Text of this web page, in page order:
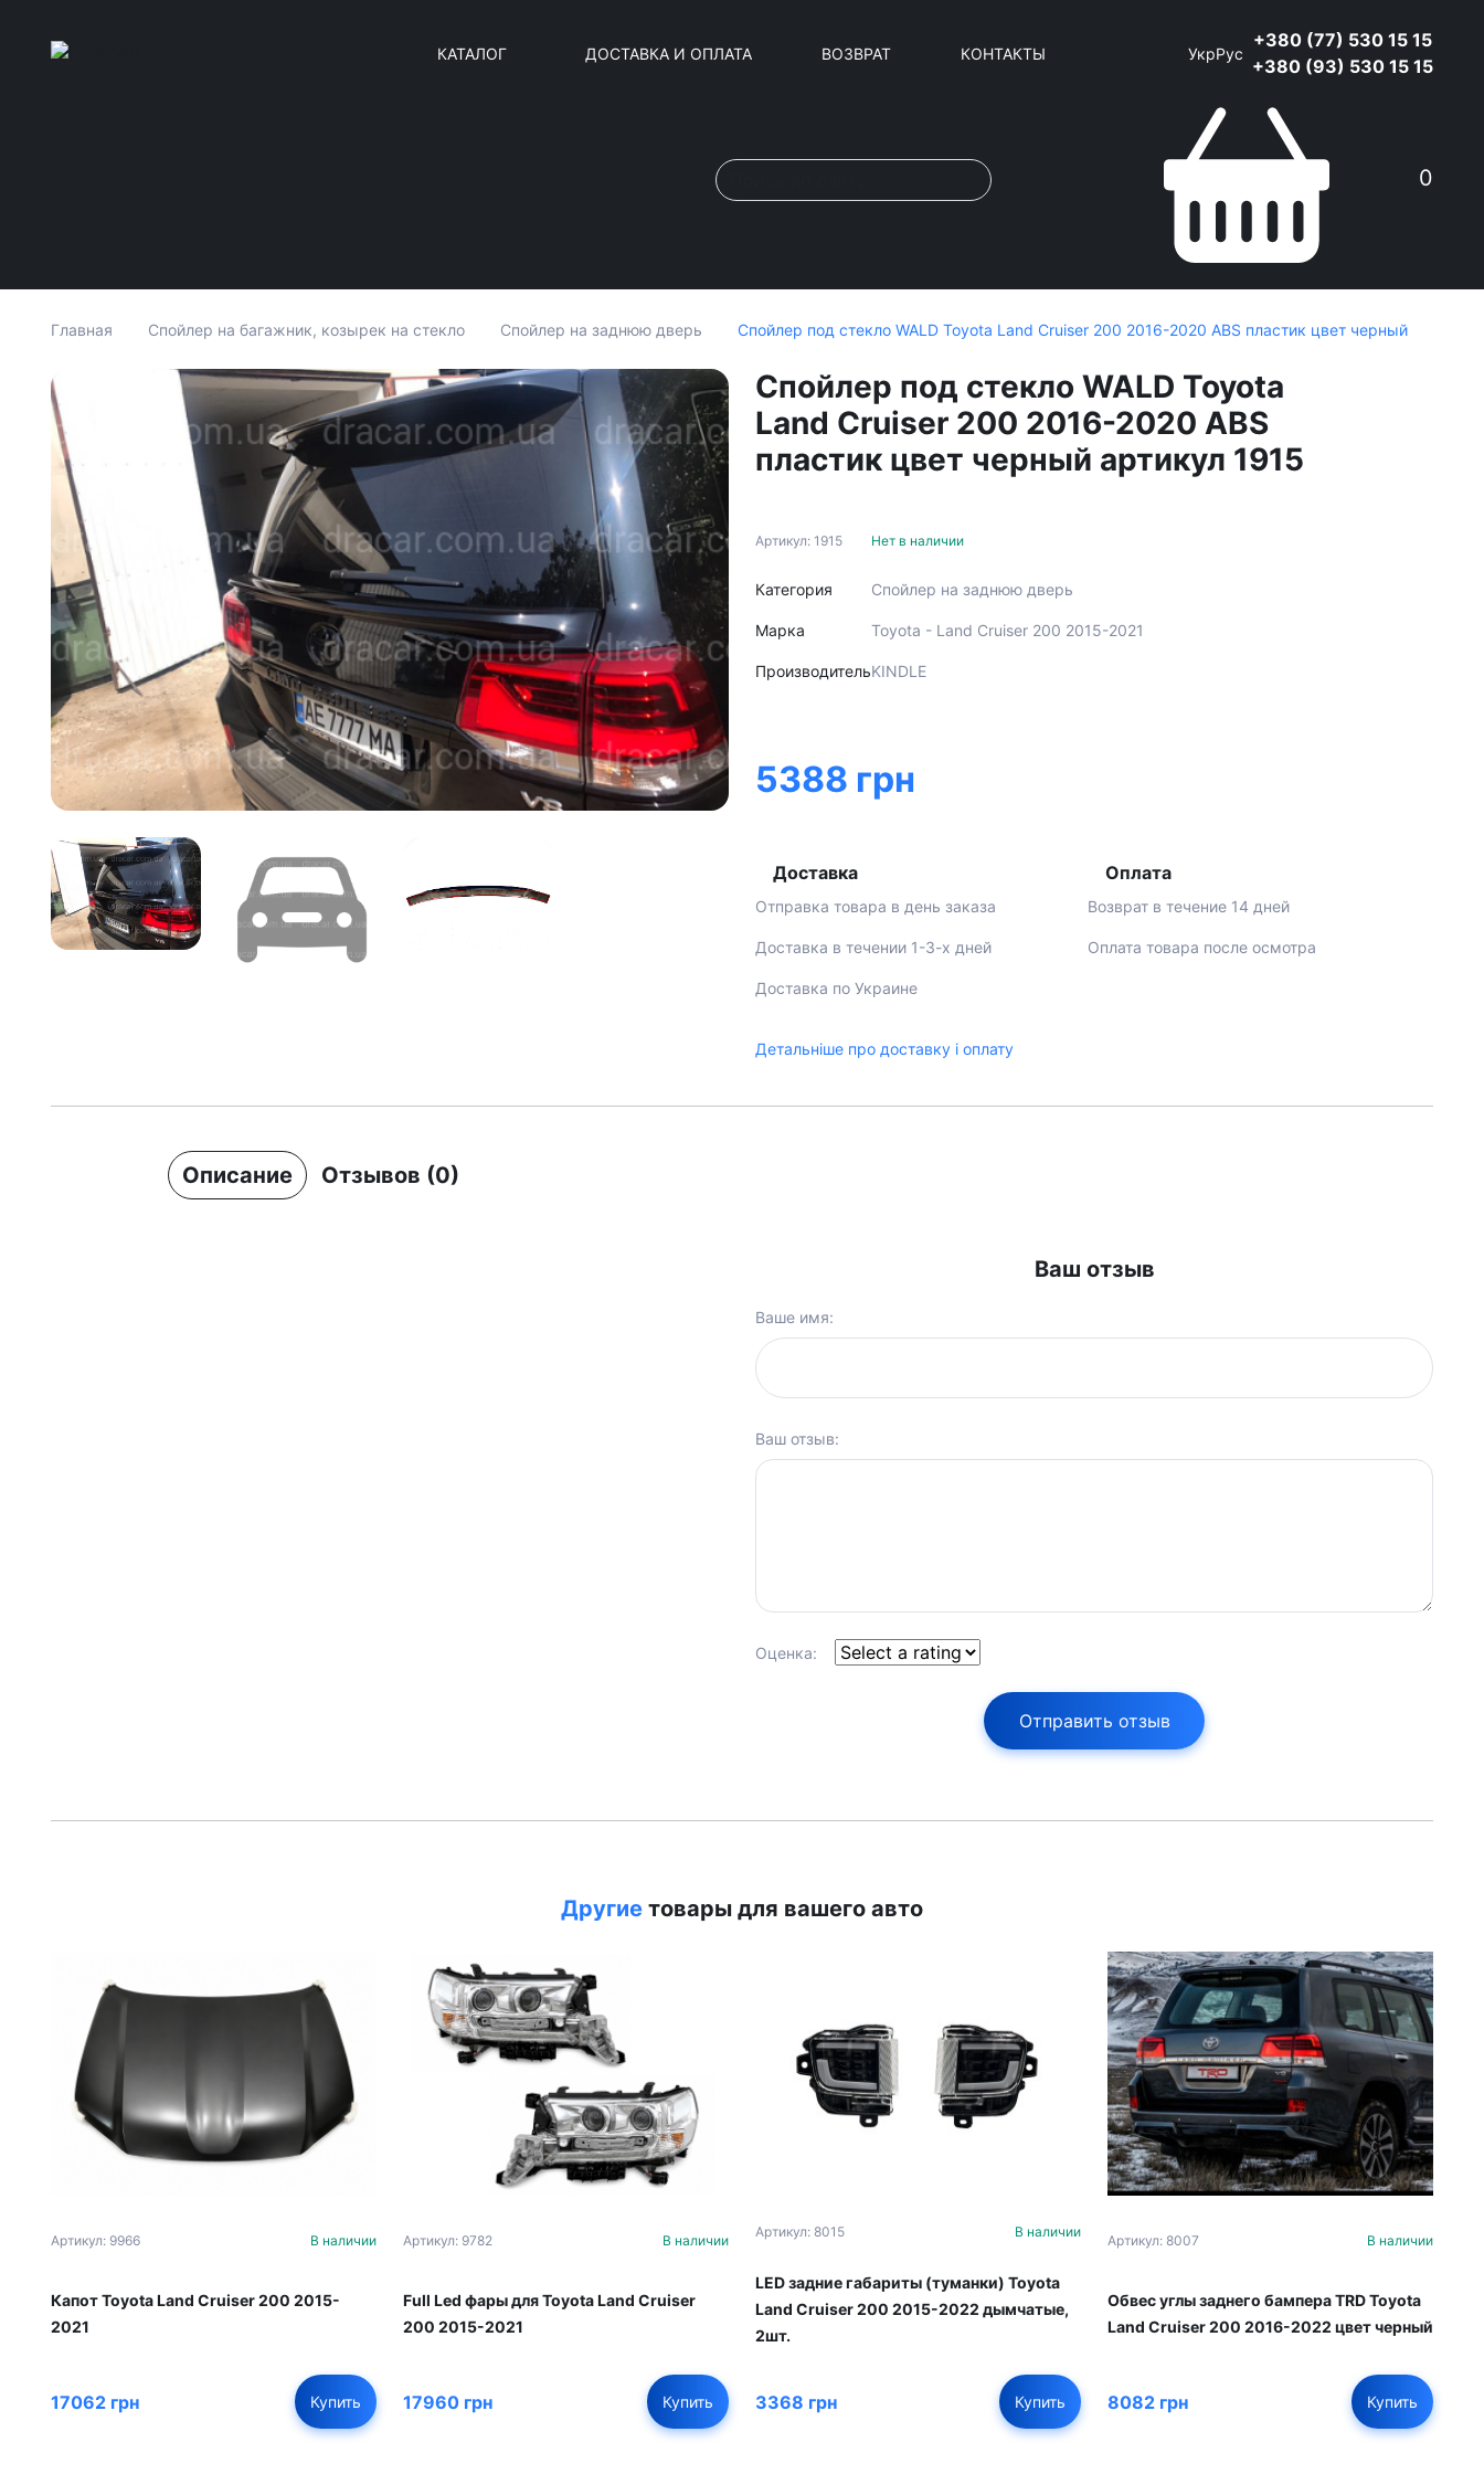
КАТАЛОГ ДОСТАВКА И ОПЛАТА ВОЗВРАТ КОНТАКТЫ УкрРус
+380 (77) 530 15 15
+380 (93) 530 15 15
0
Главная Спойлер на багажник, козырек на стекло Спойлер на заднюю дверь Спойлер под стекло WALD Toyota Land Cruiser 200 2016-2020 ABS пластик цвет черный
Спойлер под стекло WALD Toyota
Land Cruiser 200 2016-2020 ABS
пластик цвет черный артикул 1915
Артикул: 1915
Категория
Марка
Производитель
Нет в наличии
Спойлер на заднюю дверь
Toyota - Land Cruiser 200 2015-2021
KINDLE
5388 грн
Доставка
Отправка товара в день заказа
Доставка в течении 1-3-х дней
Доставка по Украине
Оплата
Возврат в течение 14 дней
Оплата товара после осмотра
Детальніше про доставку і оплату
Описание Отзывов (0)
Ваш отзыв
Ваше имя:
Ваш отзыв:
Оценка:
Отправить отзыв
Другие товары для вашего авто
Артикул: 9966 В наличии
Капот Toyota Land Cruiser 200 2015-
2021
17062 грн Купить
Артикул: 9782 В наличии
Full Led фары для Toyota Land Cruiser
200 2015-2021
17960 грн Купить
Артикул: 8015 В наличии
LED задние габариты (туманки) Toyota
Land Cruiser 200 2015-2022 дымчатые,
2шт.
3368 грн Купить
Артикул: 8007 В наличии
Обвес углы заднего бампера TRD Toyota
Land Cruiser 200 2016-2022 цвет черный
8082 грн Купить